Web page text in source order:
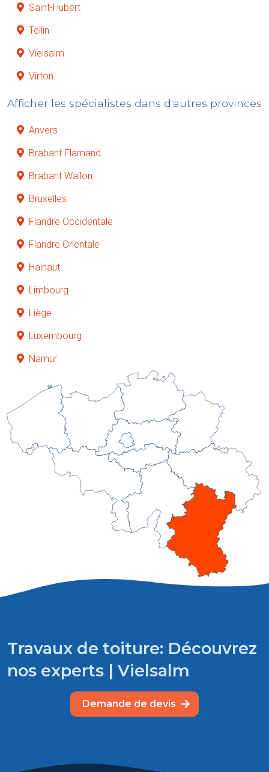
Saint-Hubert
Tellin
Vielsalm
Virton
Afficher les spécialistes dans d'autres provinces
Anvers
Brabant Flamand
Brabant Wallon
Bruxelles
Flandre Occidentale
Flandre Orientale
Hainaut
Limbourg
Liège
Luxembourg
Namur
Travaux de toiture: Découvrez
nos experts | Vielsalm
Demande de devis